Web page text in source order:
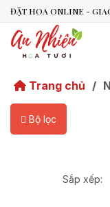
Trang chủ /
Bộ lọc
Sắp xếp:
An Nhiên Flowers
Tư vấn nhanh trong vài
Chào bạn, mình có
Bạn có thể để lại yêu